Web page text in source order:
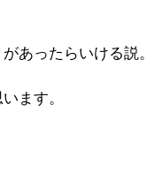
あったらいける説。
ます。